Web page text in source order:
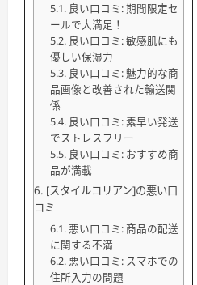
良い口コミ: 期間限定セ
ールで大満足！
良い口コミ: 敏感肌にも
優しい保湿力
良い口コミ: 魅力的な商
品画像と改善された輸送関
係
良い口コミ: 素早い発送
でストレスフリー
良い口コミ: おすすめ商
品が満載
[スタイルコリアン]の悪い口
コミ
悪い口コミ: 商品の配送
に関する不満
悪い口コミ: スマホでの
住所入力の問題